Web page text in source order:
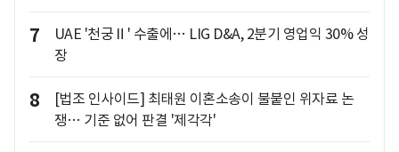
7
UAE '천궁Ⅱ' 수출에… LIG D&A, 2분기 영업익 30% 성
장
8
[법조 인사이드] 최태원 이혼소송이 불붙인 위자료 논
쟁… 기준 없어 판결 '제각각'